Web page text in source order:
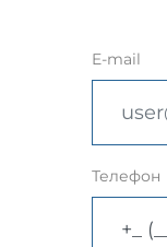
E-mail
Телефон